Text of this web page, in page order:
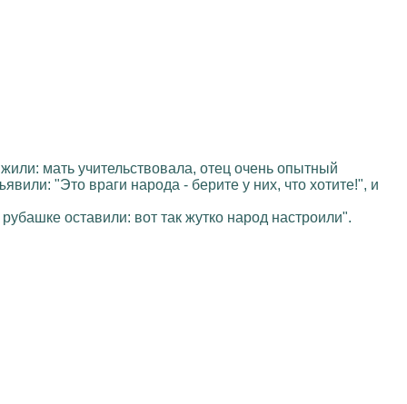
мать учительствовала, отец очень опытный
"Это враги народа - берите у них, что хотите!", и
оставили: вот так жутко народ настроили".